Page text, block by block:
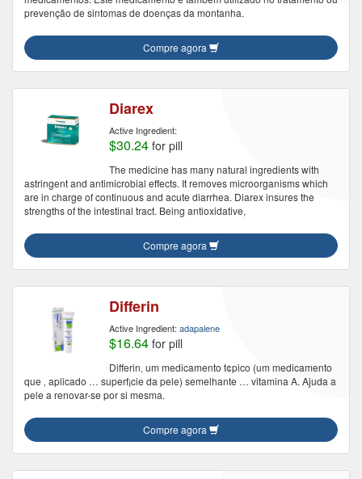
prevenção de sintomas de doenças da montanha.
Compre agora
Diarex
Active Ingredient:
$30.24 for pill
The medicine has many natural ingredients with
astringent and antimicrobial effects. It removes microorganisms which
are in charge of continuous and acute diarrhea. Diarex insures the
strengths of the intestinal tract. Being antioxidative,
Compre agora
Differin
Active Ingredient: adapalene
$16.64 for pill
Differin‚ um medicamento t¢pico (um medicamento
que ‚ aplicado … superf¡cie da pele) semelhante … vitamina A. Ajuda a
pele a renovar-se por si mesma.
Compre agora